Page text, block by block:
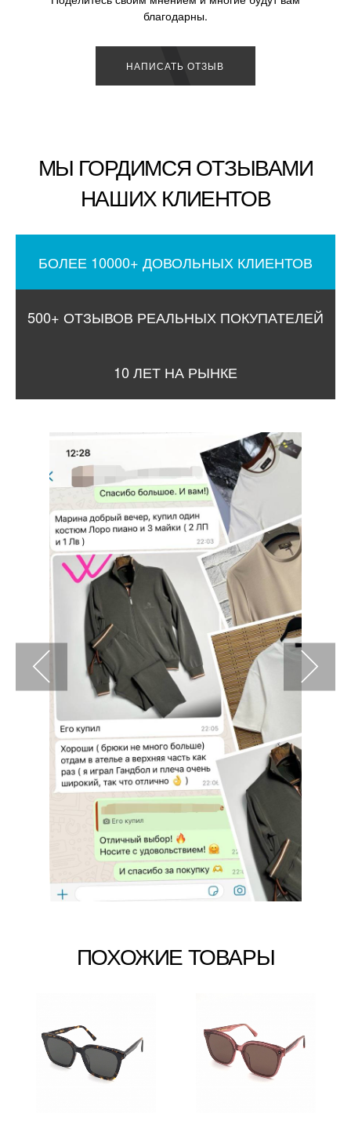
благодарны.
НАПИСАТЬ ОТЗЫВ
МЫ ГОРДИМСЯ ОТЗЫВАМИ
НАШИХ КЛИЕНТОВ
БОЛЕЕ 10000+ ДОВОЛЬНЫХ КЛИЕНТОВ
500+ ОТЗЫВОВ РЕАЛЬНЫХ ПОКУПАТЕЛЕЙ
10 ЛЕТ НА РЫНКЕ
ПОХОЖИЕ ТОВАРЫ